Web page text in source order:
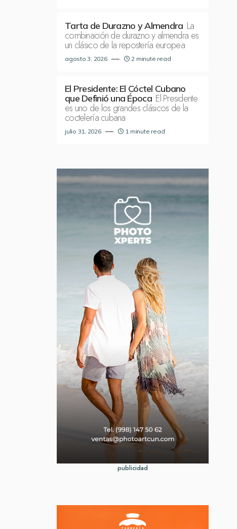
Tarta de Durazno y Almendra La
combinación de durazno y almendra es
un clásico de la repostería europea
agosto 3, 2026 2 minute read
El Presidente: El Cóctel Cubano
que Definió una Época El Presidente
es uno de los grandes clásicos de la
coctelería cubana
julio 31, 2026 1 minute read
publicidad